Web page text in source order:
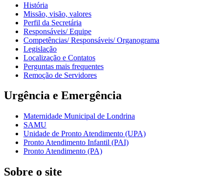
História
Missão, visão, valores
Perfil da Secretária
Responsáveis/ Equipe
Competências/ Responsáveis/ Organograma
Legislação
Localização e Contatos
Perguntas mais frequentes
Remoção de Servidores
Urgência e Emergência
Maternidade Municipal de Londrina
SAMU
Unidade de Pronto Atendimento (UPA)
Pronto Atendimento Infantil (PAI)
Pronto Atendimento (PA)
Sobre o site